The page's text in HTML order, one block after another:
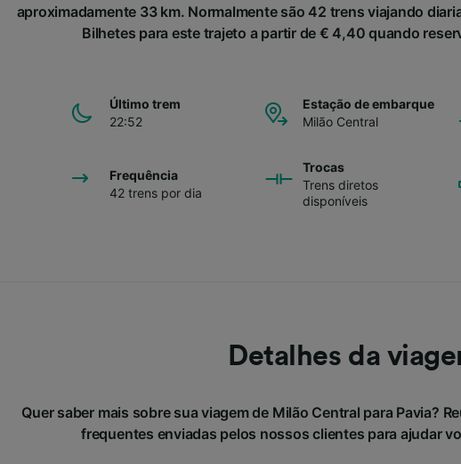
aproximadamente 33 km. Normalmente são 42 trens viajando
Bilhetes para este trajeto a partir de € 4,40 quando
Último trem
22:52
Estação de embarque
Milão Central
Frequência
42 trens por dia
Trocas
Trens diretos
disponíveis
Detalhes da
Quer saber mais sobre sua viagem de Milão Central para Pavia?
frequentes enviadas pelos nossos clientes para ajudar